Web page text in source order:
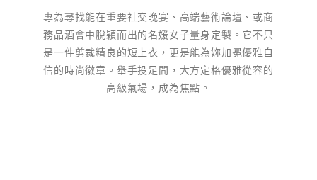
專為尋找能在重要社交晚宴、高端藝術論壇、或商
務品酒會中脫穎而出的名媛女子量身定製。它不只
是一件剪裁精良的短上衣，更是能為妳加冕優雅自
信的時尚徽章。舉手投足間，大方定格優雅從容的
高級氣場，成為焦點。